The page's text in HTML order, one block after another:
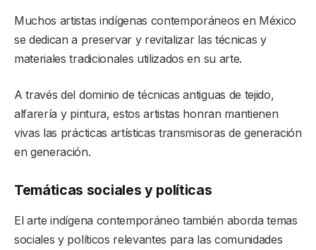
Muchos artistas indígenas contemporáneos en México
se dedican a preservar y revitalizar las técnicas y
materiales tradicionales utilizados en su arte.
A través del dominio de técnicas antiguas de tejido,
alfarería y pintura, estos artistas honran mantienen
vivas las prácticas artísticas transmisoras de generación
en generación.
Temáticas sociales y políticas
El arte indígena contemporáneo también aborda temas
sociales y políticos relevantes para las comunidades